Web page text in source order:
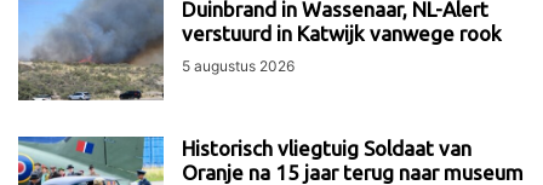
Duinbrand in Wassenaar, NL-Alert
verstuurd in Katwijk vanwege rook
5 augustus 2026
Historisch vliegtuig Soldaat van
Oranje na 15 jaar terug naar museum